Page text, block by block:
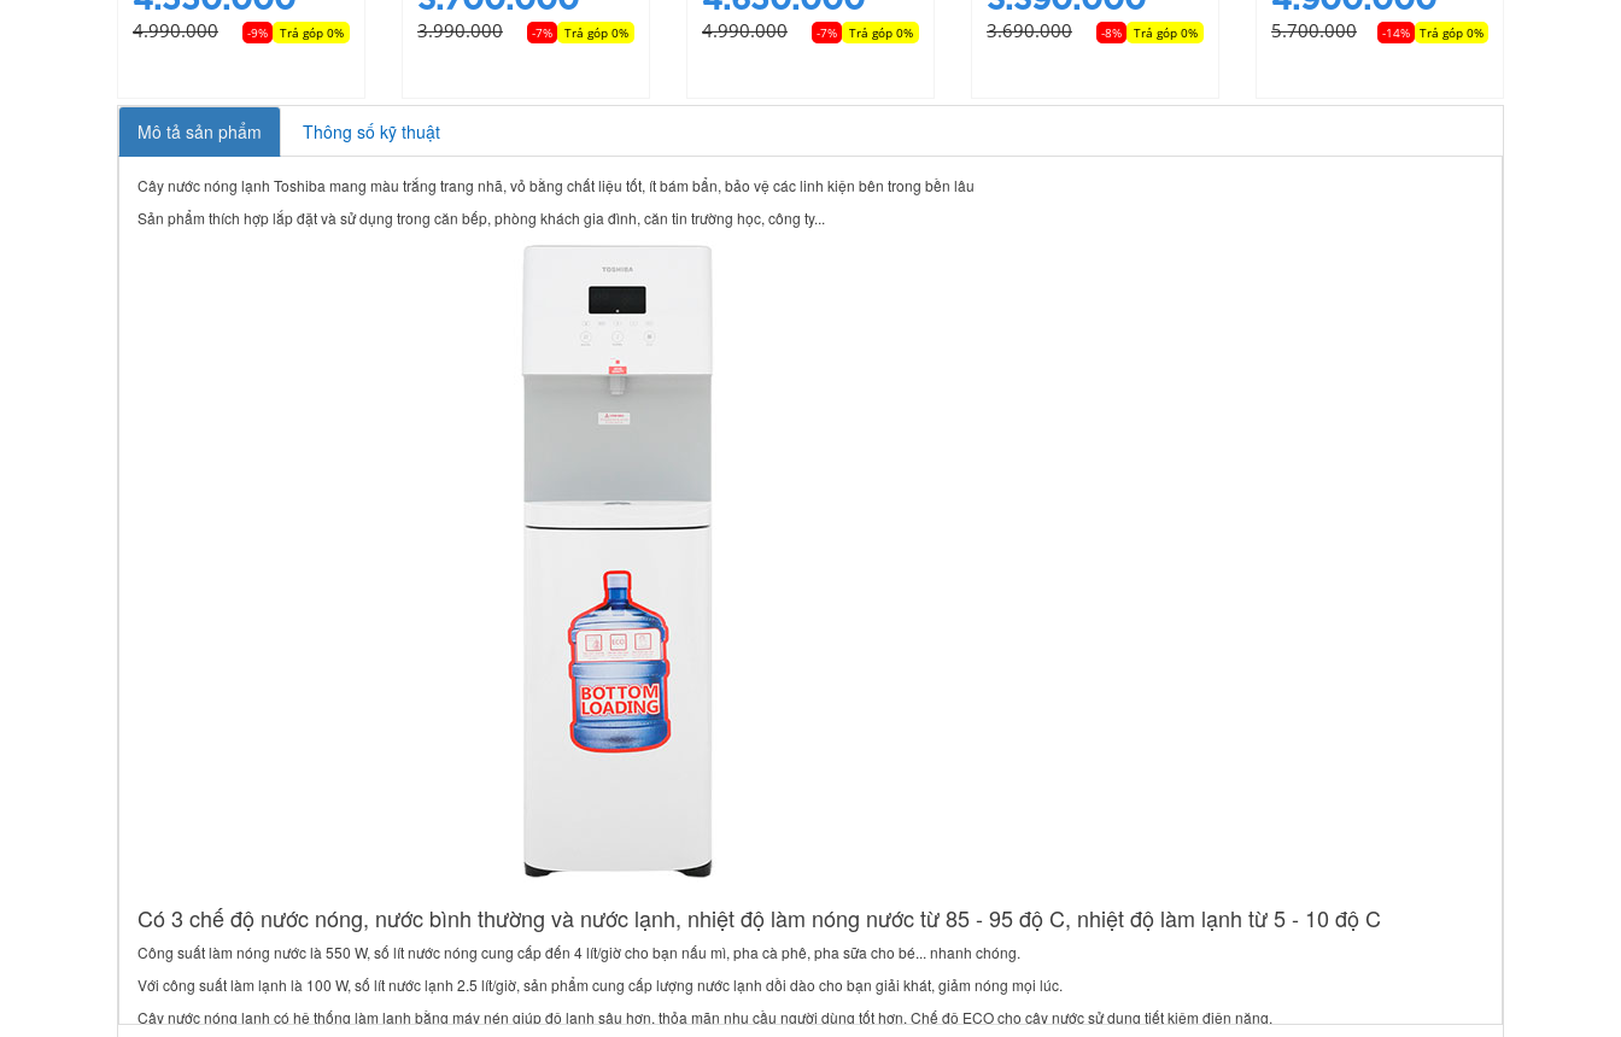
4.990.000 -9% Trả góp 0% 3.990.000 -7% Trả góp 0% 4.990.000 -7% Trả góp 0% 3.690.000 -8% Trả góp 0% 5.700.000 -14% Trả góp 0%
Mô tả sản phẩm Thông số kỹ thuật
Cây nước nóng lạnh Toshiba mang màu trắng trang nhã, vỏ bằng chất liệu tốt, ít bám bẩn, bảo vệ các linh kiện bên trong bền lâu
Sản phẩm thích hợp lắp đặt và sử dụng trong căn bếp, phòng khách gia đình, căn tin trường học, công ty...
Có 3 chế độ nước nóng, nước bình thường và nước lạnh, nhiệt độ làm nóng nước từ 85 - 95 độ C, nhiệt độ làm lạnh từ 5 - 10 độ C
Công suất làm nóng nước là 550 W, số lít nước nóng cung cấp đến 4 lít/giờ cho bạn nấu mì, pha cà phê, pha sữa cho bé... nhanh chóng.
Với công suất làm lạnh là 100 W, số lít nước lạnh 2.5 lít/giờ, sản phẩm cung cấp lượng nước lạnh dồi dào cho bạn giải khát, giảm nóng mọi lúc.
Cây nước nóng lạnh có hệ thống làm lạnh bằng máy nén giúp độ lạnh sâu hơn, thỏa mãn nhu cầu người dùng tốt hơn. Chế độ ECO cho cây nước sử dụng tiết kiệm điện năng.